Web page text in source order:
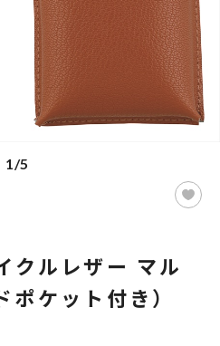
1/5
クルレザー マル
ケット付き）